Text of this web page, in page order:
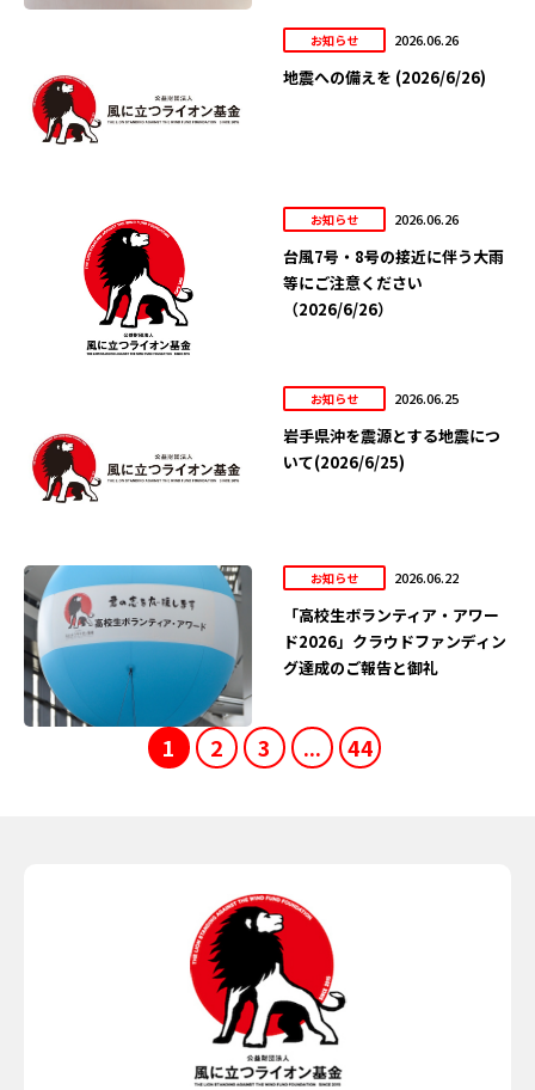
お知らせ 2026.06.26
地震への備えを (2026/6/26)
お知らせ 2026.06.26
台風7号・8号の接近に伴う大雨
等にご注意ください
（2026/6/26）
お知らせ 2026.06.25
岩手県沖を震源とする地震につ
いて(2026/6/25)
お知らせ 2026.06.22
「高校生ボランティア・アワー
ド2026」クラウドファンディン
グ達成のご報告と御礼
1 2 3 ... 44